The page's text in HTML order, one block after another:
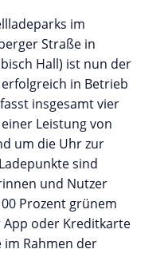
im
Straße in
Hall) ist nun der
in Betrieb
insgesamt vier
Leistung von
um die Uhr zur
sind
und Nutzer
Prozent grünem
oder Kreditkarte
im Rahmen der